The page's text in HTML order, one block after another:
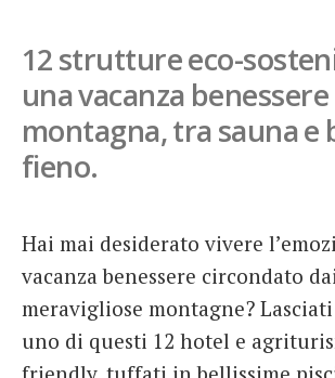
Italiano
12 strutture eco-
una vacanza
montagna, tra sauna e
fieno.
Hai mai desiderato vivere
vacanza benessere circondato
meravigliose montagne?
uno di questi 12 hotel e